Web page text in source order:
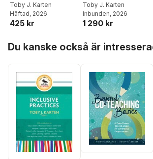
Engage Young
Learners
Toby J. Karten
Häftad, 2026
425 kr
Engage Young
Learners
Toby J. Karten
Inbunden, 2026
1 290 kr
Du kanske också är